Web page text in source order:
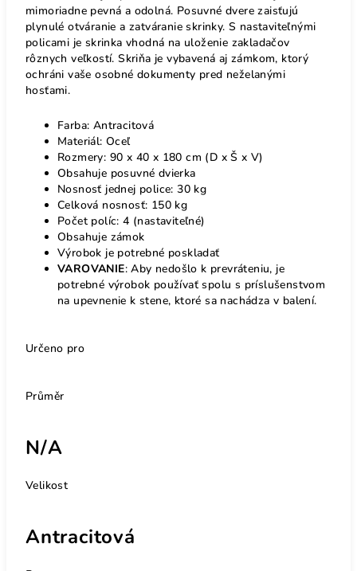
mimoriadne pevná a odolná. Posuvné dvere zaisťujú
plynulé otváranie a zatváranie skrinky. S nastaviteľnými
policami je skrinka vhodná na uloženie zakladačov
rôznych veľkostí. Skriňa je vybavená aj zámkom, ktorý
ochráni vaše osobné dokumenty pred neželanými
hosťami.
Farba: Antracitová
Materiál: Oceľ
Rozmery: 90 x 40 x 180 cm (D x Š x V)
Obsahuje posuvné dvierka
Nosnosť jednej police: 30 kg
Celková nosnosť: 150 kg
Počet políc: 4 (nastaviteľné)
Obsahuje zámok
Výrobok je potrebné poskladať
VAROVANIE: Aby nedošlo k prevráteniu, je
potrebné výrobok používať spolu s príslušenstvom
na upevnenie k stene, ktoré sa nachádza v balení.
Určeno pro
Průměr
N/A
Velikost
Antracitová